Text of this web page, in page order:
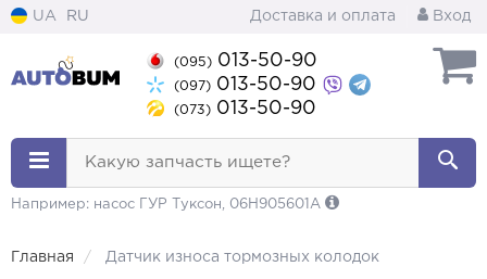
UA RU Доставка и оплата Вход
(095) 013-50-90
(097) 013-50-90
(073) 013-50-90
Какую запчасть ищете?
Например: насос ГУР Туксон, 06H905601A
Главная Датчик износа тормозных колодок